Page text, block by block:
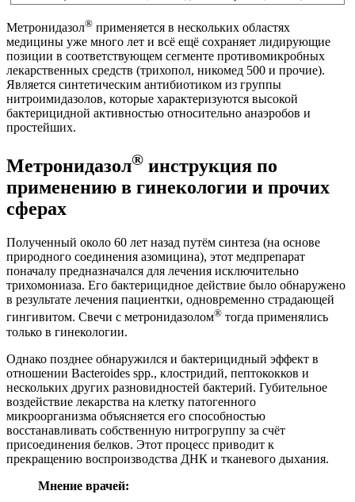
Метронидазол® применяется в нескольких областях
медицины уже много лет и всё ещё сохраняет лидирующие
позиции в соответствующем сегменте противомикробных
лекарственных средств (трихопол, никомед 500 и прочие).
Является синтетическим антибиотиком из группы
нитроимидазолов, которые характеризуются высокой
бактерицидной активностью относительно анаэробов и
простейших.
Метронидазол® инструкция по
применению в гинекологии и прочих
сферах
Полученный около 60 лет назад путём синтеза (на основе
природного соединения азомицина), этот медпрепарат
поначалу предназначался для лечения исключительно
трихомониаза. Его бактерицидное действие было обнаружено
в результате лечения пациентки, одновременно страдающей
гингивитом. Свечи с метронидазолом® тогда применялись
только в гинекологии.
Однако позднее обнаружился и бактерицидный эффект в
отношении Bacteroides spp., клостридий, пептококков и
нескольких других разновидностей бактерий. Губительное
воздействие лекарства на клетку патогенного
микроорганизма объясняется его способностью
восстанавливать собственную нитрогруппу за счёт
присоединения белков. Этот процесс приводит к
прекращению воспроизводства ДНК и тканевого дыхания.
Мнение врачей: